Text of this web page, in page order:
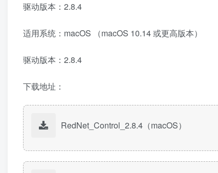
驱动版本：2.8.4
适用系统：macOS （macOS 10.14 或更高版本）
驱动版本：2.8.4
下载地址：
RedNet_Control_2.8.4（macOS）